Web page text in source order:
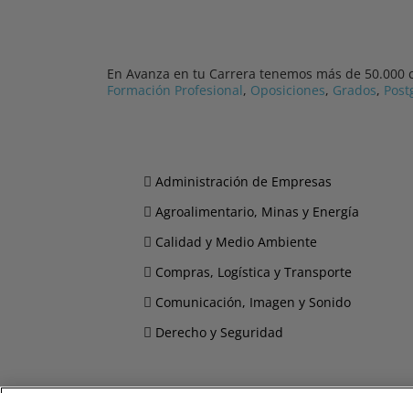
En Avanza en tu Carrera tenemos más de
Formación Profesional, Oposiciones, Grados,
Administración de Empresas
Agroalimentario, Minas y Energía
Calidad y Medio Ambiente
Compras, Logística y Transporte
Comunicación, Imagen y Sonido
Derecho y Seguridad